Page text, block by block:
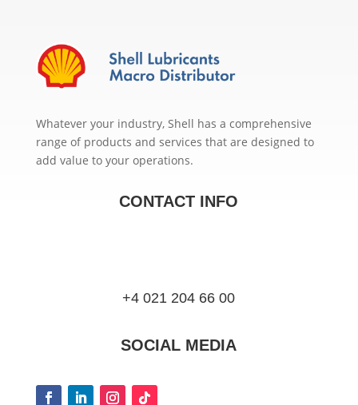
Whatever your industry, Shell has a comprehensive
range of products and services that are designed to
add value to your operations.
CONTACT INFO
+4 021 204 66 00
SOCIAL MEDIA